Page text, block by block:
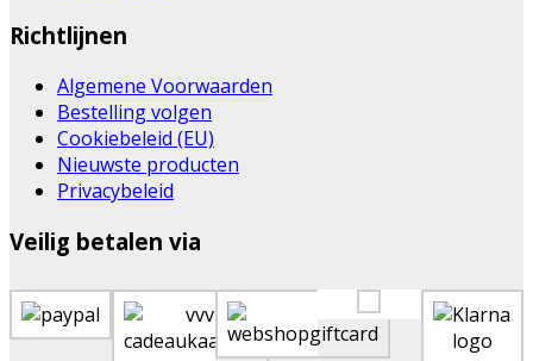
Richtlijnen
Algemene Voorwaarden
Bestelling volgen
Cookiebeleid (EU)
Nieuwste producten
Privacybeleid
Veilig betalen via